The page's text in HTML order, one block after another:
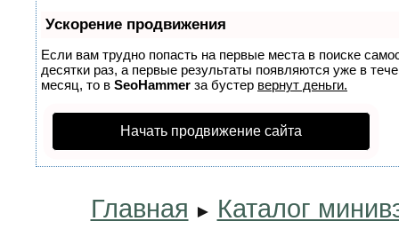
Ускорение продвижения
Если вам трудно попасть на первые места в поиске
десятки раз, а первые результаты появляются уже в
месяц, то в SeoHammer за бустер вернут деньги.
Начать продвижение сайта
Главная ► Каталог